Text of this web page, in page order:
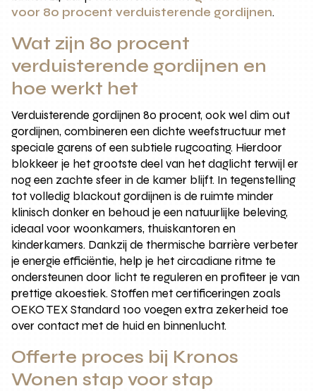
voor 80 procent verduisterende gordijnen.
Wat zijn 80 procent
verduisterende gordijnen en
hoe werkt het
Verduisterende gordijnen 80 procent, ook wel dim out
gordijnen, combineren een dichte weefstructuur met
speciale garens of een subtiele rugcoating. Hierdoor
blokkeer je het grootste deel van het daglicht terwijl er
nog een zachte sfeer in de kamer blijft. In tegenstelling
tot volledig blackout gordijnen is de ruimte minder
klinisch donker en behoud je een natuurlijke beleving,
ideaal voor woonkamers, thuiskantoren en
kinderkamers. Dankzij de thermische barrière verbeter
je energie efficiëntie, help je het circadiane ritme te
ondersteunen door licht te reguleren en profiteer je van
prettige akoestiek. Stoffen met certificeringen zoals
OEKO TEX Standard 100 voegen extra zekerheid toe
over contact met de huid en binnenlucht.
Offerte proces bij Kronos
Wonen stap voor stap